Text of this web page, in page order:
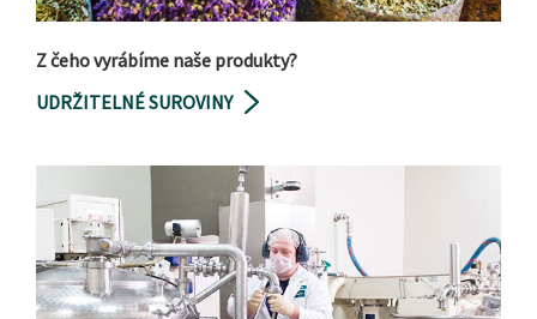
Z čeho vyrábíme naše produkty?
UDRŽITELNÉ SUROVINY